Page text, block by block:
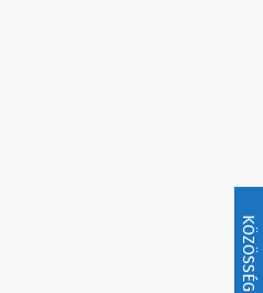
KÖZÖSSÉG